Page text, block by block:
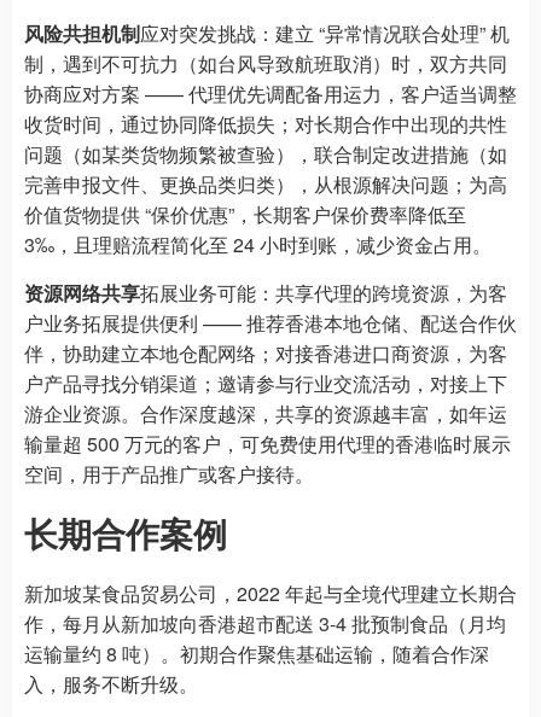
风险共担机制应对突发挑战：建立 “异常情况联合处理” 机
制，遇到不可抗力（如台风导致航班取消）时，双方共同
协商应对方案 —— 代理优先调配备用运力，客户适当调整
收货时间，通过协同降低损失；对长期合作中出现的共性
问题（如某类货物频繁被查验），联合制定改进措施（如
完善申报文件、更换品类归类），从根源解决问题；为高
价值货物提供 “保价优惠”，长期客户保价费率降低至
3‰，且理赔流程简化至 24 小时到账，减少资金占用。
资源网络共享拓展业务可能：共享代理的跨境资源，为客
户业务拓展提供便利 —— 推荐香港本地仓储、配送合作伙
伴，协助建立本地仓配网络；对接香港进口商资源，为客
户产品寻找分销渠道；邀请参与行业交流活动，对接上下
游企业资源。合作深度越深，共享的资源越丰富，如年运
输量超 500 万元的客户，可免费使用代理的香港临时展示
空间，用于产品推广或客户接待。
长期合作案例
新加坡某食品贸易公司，2022 年起与全境代理建立长期合
作，每月从新加坡向香港超市配送 3-4 批预制食品（月均
运输量约 8 吨）。初期合作聚焦基础运输，随着合作深
入，服务不断升级。